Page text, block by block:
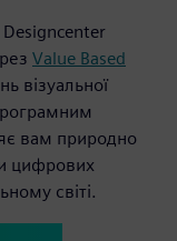
Value Based
візуальної
вам природно
цифрових
світі.